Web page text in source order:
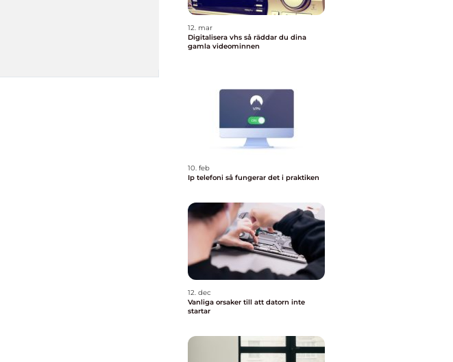
12. mar
Digitalisera vhs så räddar du dina
gamla videominnen
10. feb
Ip telefoni så fungerar det i praktiken
12. dec
Vanliga orsaker till att datorn inte
startar